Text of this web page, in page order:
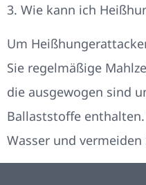
3. Wie kann ich
Um
Sie regelmäßige
die ausgewogen sind
Ballaststoffe
Wasser und